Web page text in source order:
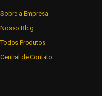
Sobre a Empresa
Nosso Blog
Todos Produtos
Central de Contato